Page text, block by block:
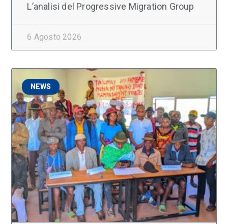
L’analisi del Progressive Migration Group
6 Agosto 2026
NEWS